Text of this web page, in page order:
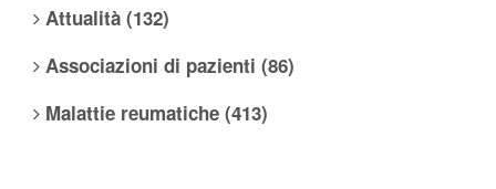
Attualità (132)
Associazioni di pazienti (86)
Malattie reumatiche (413)